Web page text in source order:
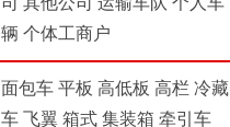
辆 个体工商户
面包车 平板 高低板 高栏 冷藏
车 飞翼 箱式 集装箱 牵引车